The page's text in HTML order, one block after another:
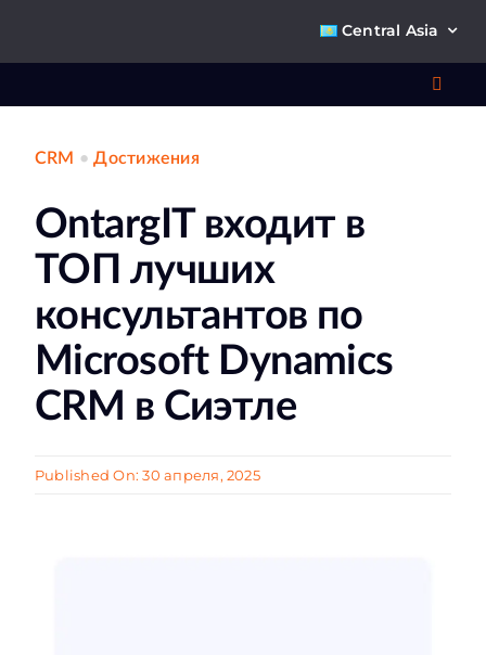
Central Asia
CRM •Достижения
OntargIT входит в
ТОП лучших
консультантов по
Microsoft Dynamics
CRM в Сиэтле
Published On: 30 апреля, 2025